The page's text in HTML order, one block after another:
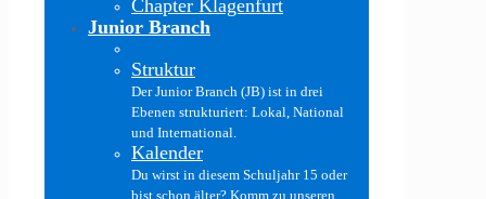
Chapter Klagenfurt
Junior Branch
Struktur
Der Junior Branch (JB) ist in drei
Ebenen strukturiert: Lokal, National
und International.
Kalender
Du wirst in diesem Schuljahr 15 oder
bist schon älter? Komm zu unseren